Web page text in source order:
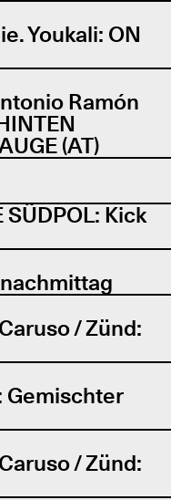
Youkali: ON
Ramón
(AT)
SÜDPOL: Kick
/ Zünd:
Gemischter
/ Zünd: